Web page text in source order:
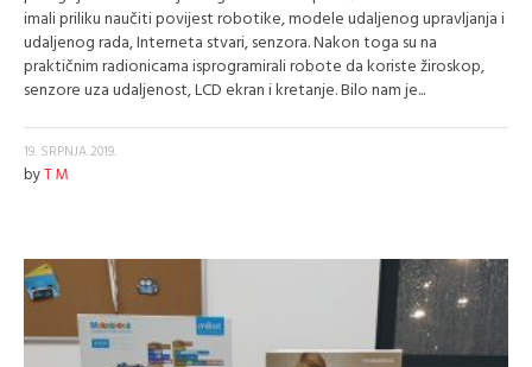
imali priliku naučiti povijest robotike, modele udaljenog upravljanja i
udaljenog rada, Interneta stvari, senzora. Nakon toga su na
praktičnim radionicama isprogramirali robote da koriste žiroskop,
senzore uza udaljenost, LCD ekran i kretanje. Bilo nam je...
19. SRPNJA 2019.
byT M